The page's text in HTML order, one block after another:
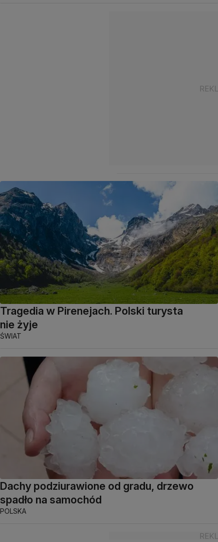
Tragedia w Pirenejach. Polski turysta
nie żyje
ŚWIAT
Dachy podziurawione od gradu, drzewo
spadło na samochód
POLSKA